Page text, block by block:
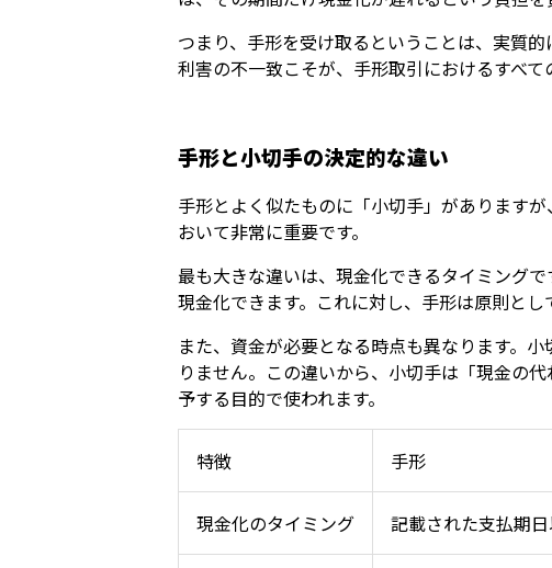
つまり、手形を受け取るということは、実質
利害の不一致こそが、手形取引におけるすべ
手形と小切手の決定的な違い
手形とよく似たものに「小切手」があります
おいて非常に重要です。
最も大きな違いは、現金化できるタイミング
現金化できます。これに対し、手形は原則と
また、資金が必要となる時点も異なります。
りません。この違いから、小切手は「現金の
予する目的で使われます。
特徴 手形
現金化のタイミング 記載された支払期